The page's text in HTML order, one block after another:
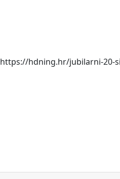
https://hdning.hr/jubilarni-20-